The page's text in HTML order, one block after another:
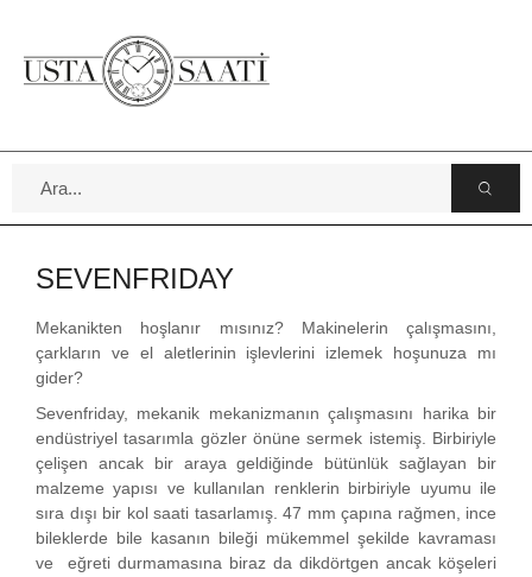
SEVENFRIDAY
Mekanikten hoşlanır mısınız? Makinelerin çalışmasını,
çarkların ve el aletlerinin işlevlerini izlemek hoşunuza mı
gider?
Sevenfriday, mekanik mekanizmanın çalışmasını harika bir
endüstriyel tasarımla gözler önüne sermek istemiş. Birbiriyle
çelişen ancak bir araya geldiğinde bütünlük sağlayan bir
malzeme yapısı ve kullanılan renklerin birbiriyle uyumu ile
sıra dışı bir kol saati tasarlamış. 47 mm çapına rağmen, ince
bileklerde bile kasanın bileği mükemmel şekilde kavraması
ve eğreti durmamasına biraz da dikdörtgen ancak köşeleri